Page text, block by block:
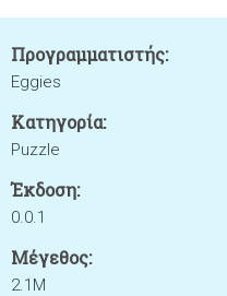
Προγραμματιστής:
Eggies
Κατηγορία:
Puzzle
Έκδοση:
0.0.1
Μέγεθος:
2.1M